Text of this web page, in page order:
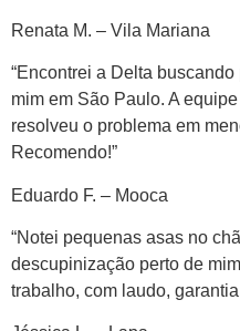
Renata M. – Vila Mariana
“Encontrei a Delta
mim em São Paulo. A
resolveu o problema em
Recomendo!”
Eduardo F. – Mooca
“Notei pequenas asas no
descupinização perto de
trabalho, com laudo,